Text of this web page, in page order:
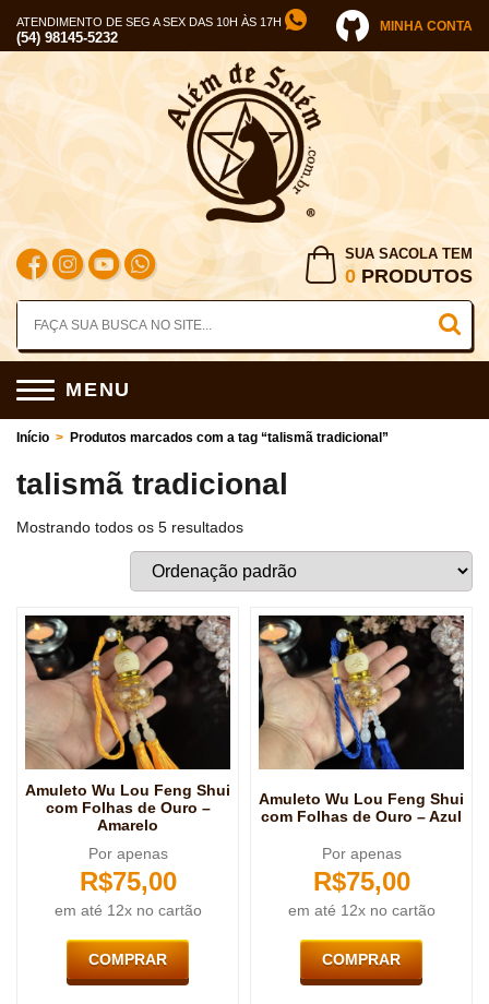
ATENDIMENTO DE SEG A SEX DAS 10H ÀS 17H
(54) 98145-5232
MINHA CONTA
SUA SACOLA TEM
0 PRODUTOS
MENU
Início > Produtos marcados com a tag “talismã tradicional”
talismã tradicional
Mostrando todos os 5 resultados
Amuleto Wu Lou Feng Shui
com Folhas de Ouro –
Amarelo
Por apenas
R$75,00
em até 12x no cartão
COMPRAR
Amuleto Wu Lou Feng Shui
com Folhas de Ouro – Azul
Por apenas
R$75,00
em até 12x no cartão
COMPRAR